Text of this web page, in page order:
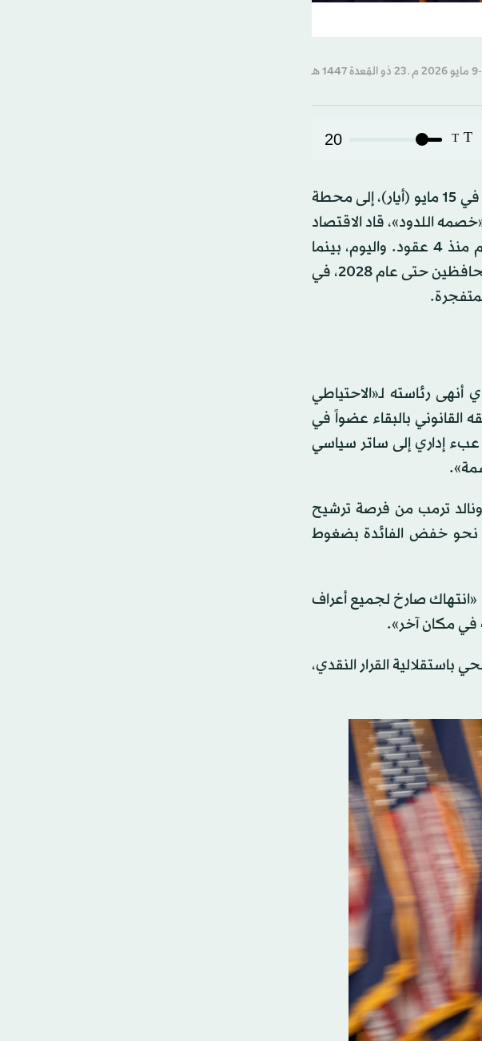
T
T
20
بعد 8 سنوات صاخبة قضاها على رأس أقوى بنك مركزي في العالم، يصل جيروم باول يوم الجمعة في 15 مايو (أيار)، إلى محطة
اللدود»، قاد الاقتصاد
الأميركي عبر نفق الجائحة المظلم، قبل أن يجد نفسه في مواجهة شرسة مع أسوأ موجة تضخم منذ 4 عقود. واليوم، بينما
يستعد لتسليم «مطرقة الرئاسة»، يرفض باول مغادرة المشهد بالكامل، معلناً بقاءه في مجلس المحافظين حتى عام 2028، في
تقليداً لم يشهده «الاحتياطي الفيدرالي» منذ عهد مارينر إيكلز عام 1948 (الذي أنهى رئاسته لـ«الاحتياطي
حتى عام 1951)، قرر باول استغلال حقه القانوني بالبقاء عضواً في
إداري إلى ساتر سياسي
دونالد ترمب من فرصة ترشيح
نحو خفض الفائدة بضغوط
«انتهاك صارخ لجميع أعراف
في مكان آخر».
القرار النقدي،